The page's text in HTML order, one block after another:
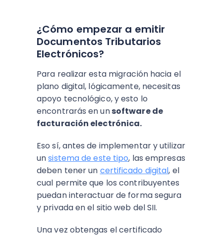
¿Cómo empezar a emitir
Documentos Tributarios
Electrónicos?
Para realizar esta migración hacia el
plano digital, lógicamente, necesitas
apoyo tecnológico, y esto lo
encontrarás en unsoftware de
facturación electrónica.
Eso sí, antes de implementar y utilizar
unsistema de este tipo, las empresas
deben tener un certificado digital, el
cual permite que los contribuyentes
puedan interactuar de forma segura
y privada en el sitio web del SII.
Una vez obtengas el certificado